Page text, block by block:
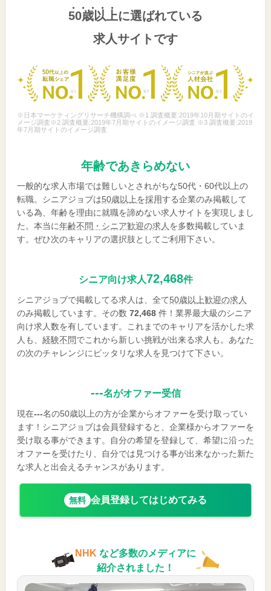
50歳以上に選ばれている
求人サイトです
※日本マーケティングリサーチ機構調べ ※1 調査概要:2019年10月期サイトのイ
メージ調査※2 調査概要:2019年7月期サイトのイメージ調査 ※3 調査概要:2019
年7月期サイトのイメージ調査
年齢であきらめない
一般的な求人市場では難しいとされがちな50代・60代以上の
転職。シニアジョブは50歳以上を採用する企業のみ掲載して
いる為、年齢を理由に就職を諦めない求人サイトを実現しまし
た。本当に年齢不問・シニア歓迎の求人 を多数掲載していま
す。ぜひ次のキャリアの選択肢としてご利用下さい。
シニア向け求人72,468件
シニアジョブで掲載してる求人は、全て50歳以上歓迎の求人
のみ掲載しています。その数 72,468 件！業界最大級のシニア
向け求人数を有しています。これまでのキャリアを活かした求
人も、 経験不問でこれから新しい挑戦が出来る求人も。あなた
の次のチャレンジにピッタリな求人を見つけて下さい。
---名がオファー受信
現在---名の50歳以上の方が企業からオファーを受け取ってい
ます！シニアジョブは会員登録すると、企業様からオファーを
受け取る事ができます。自分の希望を登録して、希望に沿った
オファーを受けたり、自分では見つける事が出来なかった新た
な求人と出会えるチャンスがあります。
無料 会員登録してはじめてみる
NHK など多数のメディアに
紹介されました！